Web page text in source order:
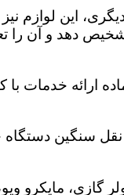
این لوازم
دهد و آن را
ارائه خدمات با
سنگین دستگاه
گازی، مایکرو